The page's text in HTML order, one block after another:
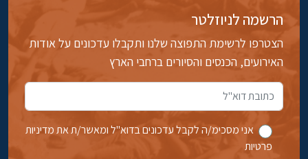
הרשמה לניוזלטר
הצטרפו לרשימת התפוצה שלנו ותקבלו עדכונים על אודות
האירועים, הכנסים והסיורים ברחבי הארץ
אני מסכימ/ה לקבל עדכונים בדוא''ל ומאשר/ת את מדיניות
פרטיות